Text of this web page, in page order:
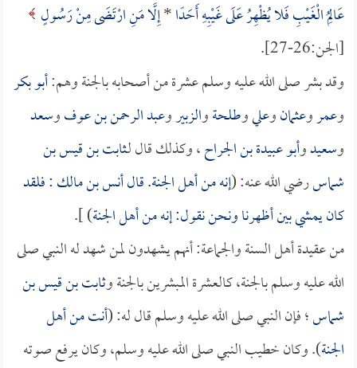
عَالِمُ الْغَيْبِ فَلا يُظْهِرُ عَلَى غَيْبِهِ أَحَدًا*إِلَّا مَنِ ارْتَضَى مِنْ رَسُولٍ
[الجن:26-27].
وقد بشر صلى الله عليه وسلم عشرة من أصحابه بالجنة وهم:أبو بكر
وعمروعثمانوعليوطلحةوالزبيروعبد الرحمن بن عوفوسعد
وسعيدوأبو عبيدة بن الجراح، وكذلك قال لـثابت بن قيس بن
شماسرضي الله عنه: (إنه من أهل الجنة. قالأنس بن مالك: فلقد
كان يمشي بين أظهرنا ونحن نقول: إنه من أهل الجنة) ].
من عقيدة أهل السنة والجماعة: أنهم يشهدون لمن شهد له النبي صلى
الله عليه وسلم بالجنة، كالعشرة المبشرين بالجنة وثابت بن قيس بن
شماس؛ فإن النبي صلى الله عليه وسلم قال له: (أنت من أهل
الجنة). وكان خطيب النبي صلى الله عليه وسلم، وكان يرفع صوته